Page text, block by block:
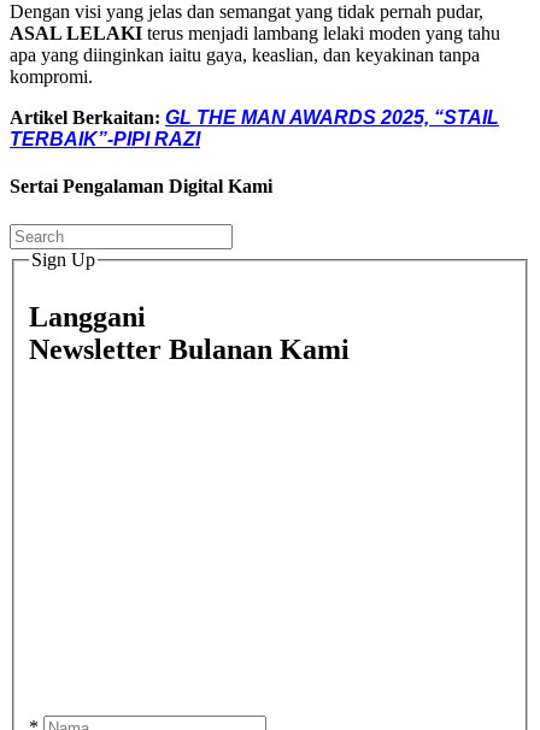
Dengan visi yang jelas dan semangat yang tidak pernah pudar,
ASAL LELAKI terus menjadi lambang lelaki moden yang tahu
apa yang diinginkan iaitu gaya, keaslian, dan keyakinan tanpa
kompromi.
Artikel Berkaitan: GL THE MAN AWARDS 2025, “STAIL
TERBAIK”-PIPI RAZI
Sertai Pengalaman Digital Kami
Sign Up
Langgani
Newsletter Bulanan Kami